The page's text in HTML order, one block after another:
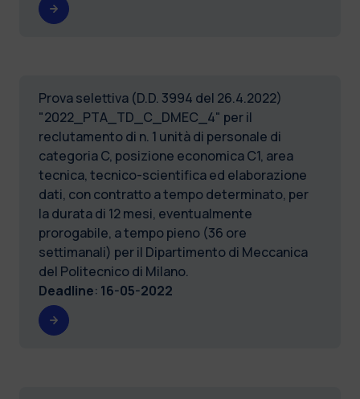
Prova selettiva (D.D. 3994 del 26.4.2022)
"2022_PTA_TD_C_DMEC_4" per il
reclutamento di n. 1 unità di personale di
categoria C, posizione economica C1, area
tecnica, tecnico-scientifica ed elaborazione
dati, con contratto a tempo determinato, per
la durata di 12 mesi, eventualmente
prorogabile, a tempo pieno (36 ore
settimanali) per il Dipartimento di Meccanica
del Politecnico di Milano.
Deadline: 16-05-2022